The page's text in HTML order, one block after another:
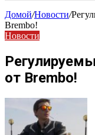
Домой/Новости/
Brembo!
Новости
от Brembo!